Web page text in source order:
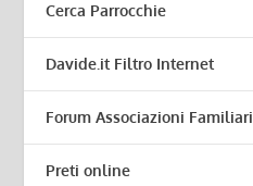
Cerca Parrocchie
Davide.it Filtro Internet
Forum Associazioni Familiari
Preti online